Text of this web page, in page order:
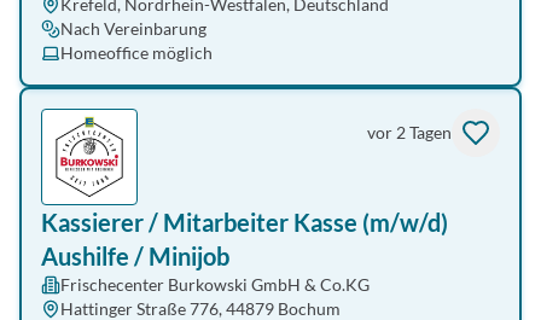
Krefeld, Nordrhein-Westfalen, Deutschland
Nach Vereinbarung
Homeoffice möglich
vor 2 Tagen
Kassierer / Mitarbeiter Kasse (m/w/d)
Aushilfe / Minijob
Frischecenter Burkowski GmbH & Co.KG
Hattinger Straße 776, 44879 Bochum